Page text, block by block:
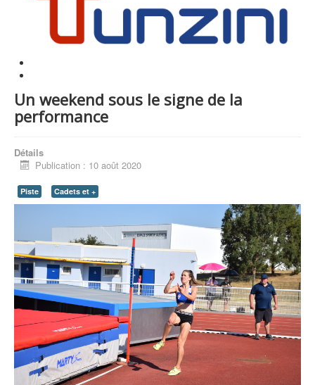
Un weekend sous le signe de la
performance
Détails
Publication : 10 août 2020
Piste Cadets et +